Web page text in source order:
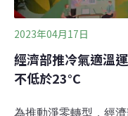
2023年04月17日
經濟部推冷氣適溫
不低於23°C
為推動淨零轉型，經